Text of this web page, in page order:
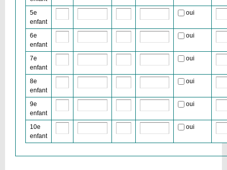
5e
enfant
oui
6e
enfant
oui
7e
enfant
oui
8e
enfant
oui
9e
enfant
oui
10e
enfant
oui